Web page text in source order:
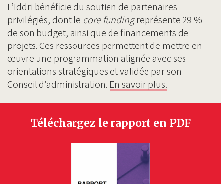
L’Iddri bénéficie du soutien de partenaires
privilégiés, dont le core fundingreprésente 29 %
de son budget, ainsi que de financements de
projets. Ces ressources permettent de mettre en
œuvre une programmation alignée avec ses
orientations stratégiques et validée par son
Conseil d’administration. En savoir plus.
Téléchargez le rapport en PDF